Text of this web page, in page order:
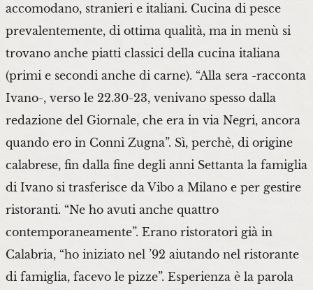
accomodano, stranieri e italiani. Cucina di pesce
prevalentemente, di ottima qualità, ma in menù si
trovano anche piatti classici della cucina italiana
(primi e secondi anche di carne). “Alla sera -racconta
Ivano-, verso le 22.30-23, venivano spesso dalla
redazione del Giornale, che era in via Negri, ancora
quando ero in Conni Zugna”. Sì, perchè, di origine
calabrese, fin dalla fine degli anni Settanta la famiglia
di Ivano si trasferisce da Vibo a Milano e per gestire
ristoranti. “Ne ho avuti anche quattro
contemporaneamente”. Erano ristoratori già in
Calabria, “ho iniziato nel ’92 aiutando nel ristorante
di famiglia, facevo le pizze”. Esperienza è la parola